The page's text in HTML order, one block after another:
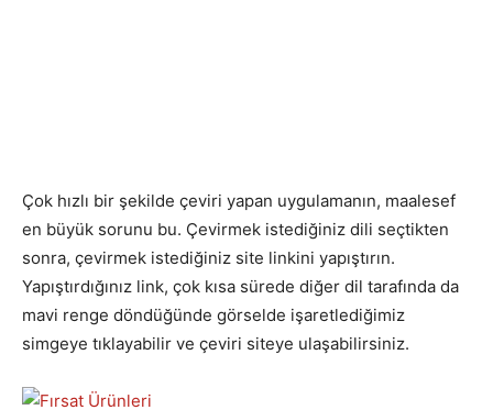
Çok hızlı bir şekilde çeviri yapan uygulamanın, maalesef
en büyük sorunu bu. Çevirmek istediğiniz dili seçtikten
sonra, çevirmek istediğiniz site linkini yapıştırın.
Yapıştırdığınız link, çok kısa sürede diğer dil tarafında da
mavi renge döndüğünde görselde işaretlediğimiz
simgeye tıklayabilir ve çeviri siteye ulaşabilirsiniz.